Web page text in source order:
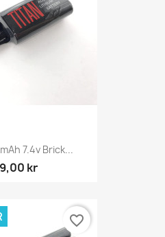
7.4v Brick...
kr
favorite_border